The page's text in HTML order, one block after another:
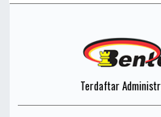
Terdaftar